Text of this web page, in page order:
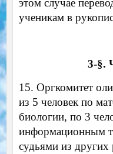
этом случае
ученикам в
3-§.
15. Оргкомитет
из 5 человек по
биологии, по 3
информационным
судьями из других